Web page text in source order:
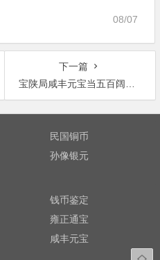
08/07
下一篇
宝陕局咸丰元宝当五百阔缘版黄铜质有官戳
民国铜币
孙像银元
钱币鉴定
雍正通宝
咸丰元宝